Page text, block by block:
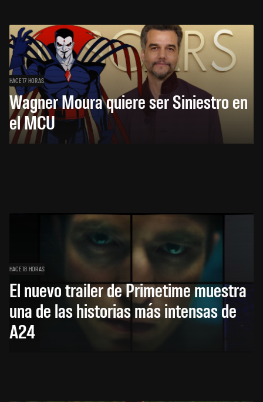
HACE 17 HORAS
Wagner Moura quiere ser Siniestro en
el MCU
HACE 18 HORAS
El nuevo trailer de Primetime muestra
una de las historias más intensas de
A24